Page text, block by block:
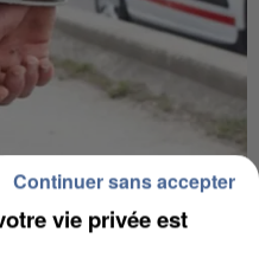
DZ MAFIA
vie privée est
Continuer sans accepter